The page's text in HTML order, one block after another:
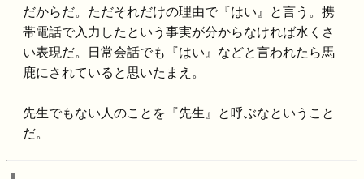
だからだ。ただそれだけの理由で『はい』と言う。携
帯電話で入力したという事実が分からなければ水くさ
い表現だ。日常会話でも『はい』などと言われたら馬
鹿にされていると思いたまえ。
先生でもない人のことを『先生』と呼ぶなということ
だ。